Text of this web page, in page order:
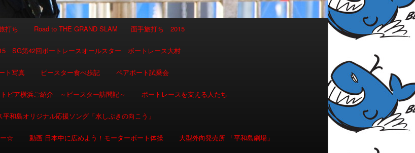
打ち Road to THE GRAND SLAM 面手旅打ち 2015
SG第42回ボートレースオールスター ボートレース大村
ト写真 ピースター食べ歩記 ペアボート試乗会
ピア横浜ご紹介 ～ピースター訪問記～ ボートレースを支える人たち
和島オリジナル応援ソング「水しぶきの向こう」
☆ 動画 日本中に広めよう！モーターボート体操 大型外向発売所 「平和島劇場」